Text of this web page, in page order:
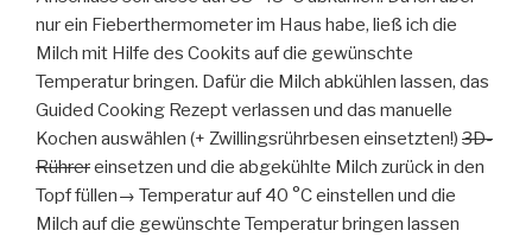
nur ein Fieberthermometer im Haus habe, ließ ich die
Milch mit Hilfe des Cookits auf die gewünschte
Temperatur bringen. Dafür die Milch abkühlen lassen, das
Guided Cooking Rezept verlassen und das manuelle
Kochen auswählen (+ Zwillingsrührbesen einsetzten!) 3D-
Rührereinsetzen und die abgekühlte Milch zurück in den
Topf füllen→ Temperatur auf 40 °C einstellen und die
Milch auf die gewünschte Temperatur bringen lassen